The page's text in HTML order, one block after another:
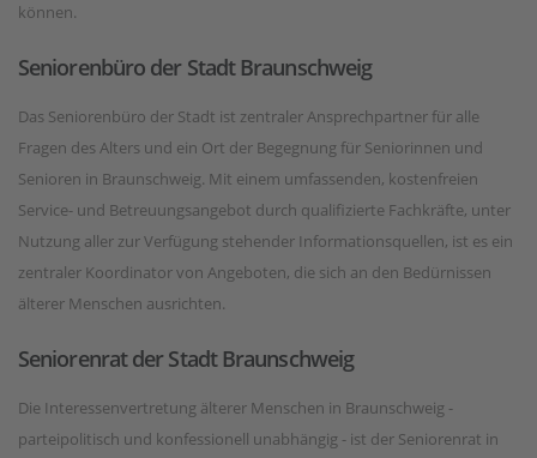
können.
Seniorenbüro der Stadt Braunschweig
Das Seniorenbüro der Stadt ist zentraler Ansprechpartner für alle
Fragen des Alters und ein Ort der Begegnung für Seniorinnen und
Senioren in Braunschweig. Mit einem umfassenden, kostenfreien
Service- und Betreuungsangebot durch qualifizierte Fachkräfte, unter
Nutzung aller zur Verfügung stehender Informationsquellen, ist es ein
zentraler Koordinator von Angeboten, die sich an den Bedürnissen
älterer Menschen ausrichten.
Seniorenrat der Stadt Braunschweig
Die Interessenvertretung älterer Menschen in Braunschweig -
parteipolitisch und konfessionell unabhängig - ist der Seniorenrat in